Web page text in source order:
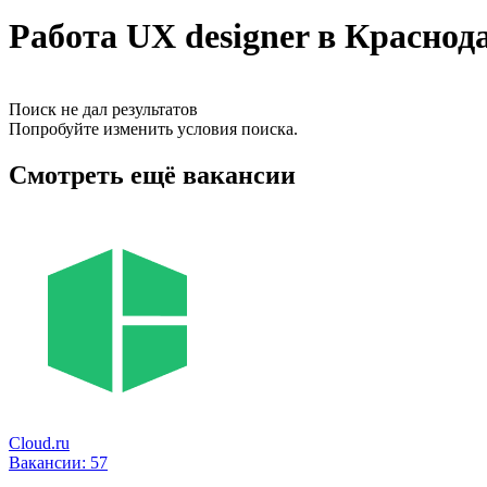
Работа UX designer в
Поиск не дал результатов
Попробуйте изменить условия поиска.
Смотреть ещё вакансии
Cloud.ru
Вакансии: 57